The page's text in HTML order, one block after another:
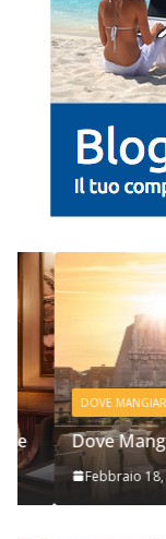
DOVE MANGIARE
Dove
Febbraio 18, 2024